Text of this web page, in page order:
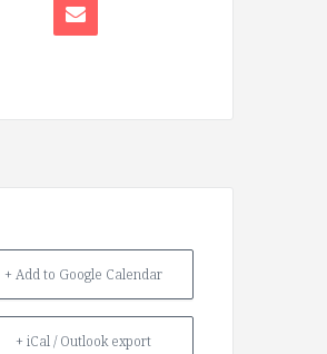
+ Add to Google Calendar
+ iCal / Outlook export